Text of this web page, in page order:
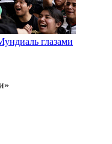
глазами